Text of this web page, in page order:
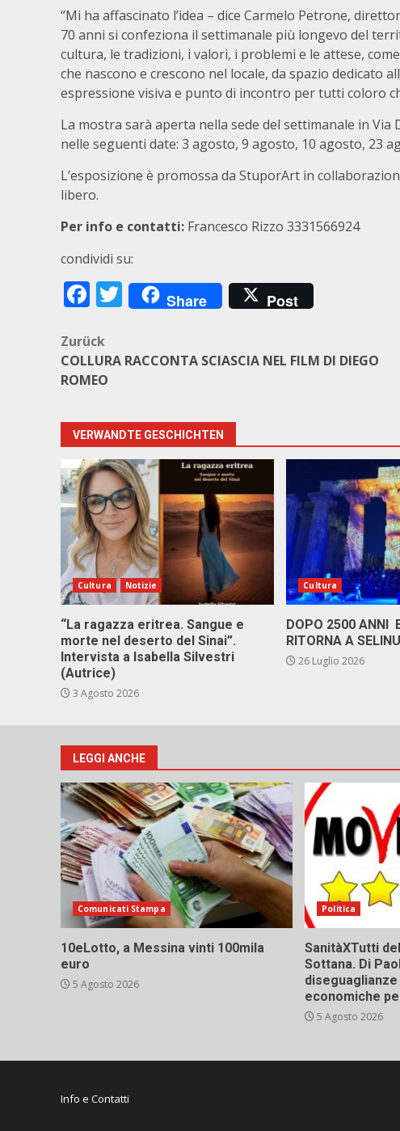
“Mi ha affascinato l’idea – dice Carmelo Petrone,
70 anni si confeziona il settimanale più longevo del
cultura, le tradizioni, i valori, i problemi e le attese,
che nascono e crescono nel locale, da spazio dedicato
espressione visiva e punto di incontro per tutti coloro
La mostra sarà aperta nella sede del settimanale in
nelle seguenti date: 3 agosto, 9 agosto, 10 agosto, 23
L’esposizione è promossa da StuporArt in
libero.
Per info e contatti: Francesco Rizzo 3331566924
condividi su:
Facebook
Twitter
Share Post
Beitragsnavigation
Zurück
COLLURA RACCONTA SCIASCIA NEL FILM DI DIEGO
ROMEO
VERWANDTE GESCHICHTEN
Cultura Notizie
“La ragazza eritrea. Sangue e
morte nel deserto del Sinai”.
Intervista a Isabella Silvestri
(Autrice)
3 Agosto 2026
Cultura
DOPO 2500 ANNI
RITORNA A
26 Luglio 2026
LEGGI ANCHE
Comunicati Stampa
10eLotto, a Messina vinti 100mila
euro
5 Agosto 2026
Politica
SanitàXTutti
Sottana. Di
economiche
5 Agosto 2026
Info e Contatti